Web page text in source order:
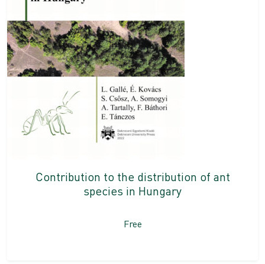
Contribution to the distribution of ant
species in Hungary
Free